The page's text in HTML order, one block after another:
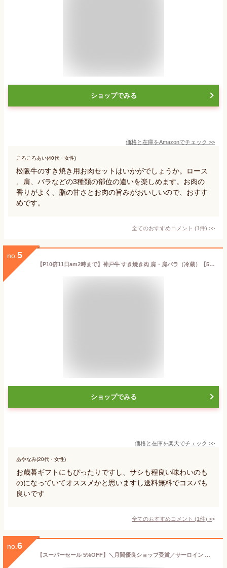
ショップでみる
価格と在庫をAmazonでチェック >>
ころころあい(40代・女性)
松阪牛のすき焼き用お肉セットはいかがでしょうか。ロース
、肩、バラなどの3種類の部位の違いを楽しめます。お肉の
香りがよく、脂の甘さとお肉の旨みがおいしいので、おすす
めです。
全てのおすすめコメント (1件) >
no. 5
【P10倍11日am2時まで】神戸牛 すき焼き肉 肩・肩バラ（冷蔵）【500g以上で 送料無料】御歳暮 お歳暮 ギフト プレゼント 内祝い お返し お祝い 誕生日 結婚祝い 出産祝い 結婚内祝い 出産内祝い 牛肉 肉 グルメ すき焼き すきやき すき焼き用 赤身
ショップでみる
価格と在庫を楽天でチェック >>
あやなみ(20代・女性)
お歳暮ギフトにもぴったりですし、サシも程良い味わいのも
のになっていてオススメかと思いますし送料無料でコスパも
良いです
全てのおすすめコメント (1件) >
no. 6
【スーパーセール 5%OFF】＼月間優良ショップ受賞／サーロイン リブロース 鹿児島黒牛 黒毛和牛 すき焼き お歳暮 A5等級 大判 老舗 グルメ お取り寄せグルメ 国産 贈答 プレゼント 誕生日 和牛 ギフト メッセージカード のし 牛肉 黒牛 日本一 肉屋 柔らかい 送料無料